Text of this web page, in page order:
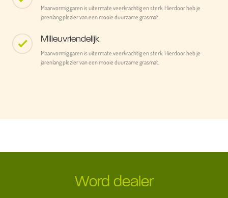
Maanvormig garen is uitermate veerkrachtig en sterk. Hierdoor heb je
jarenlang plezier van een mooie duurzame grasmat.
Milieuvriendelijk
Maanvormig garen is uitermate veerkrachtig en sterk. Hierdoor heb je
jarenlang plezier van een mooie duurzame grasmat.
Word dealer